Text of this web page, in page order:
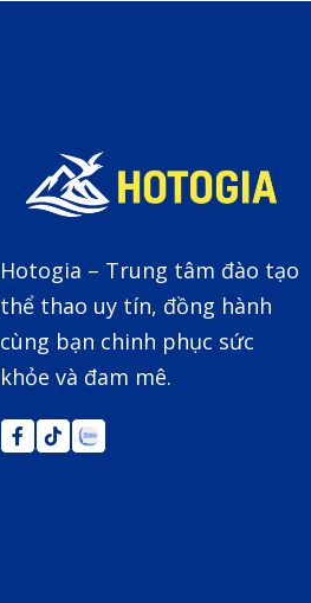
Hotogia – Trung tâm đào tạo
thể thao uy tín, đồng hành
cùng bạn chinh phục sức
khỏe và đam mê.